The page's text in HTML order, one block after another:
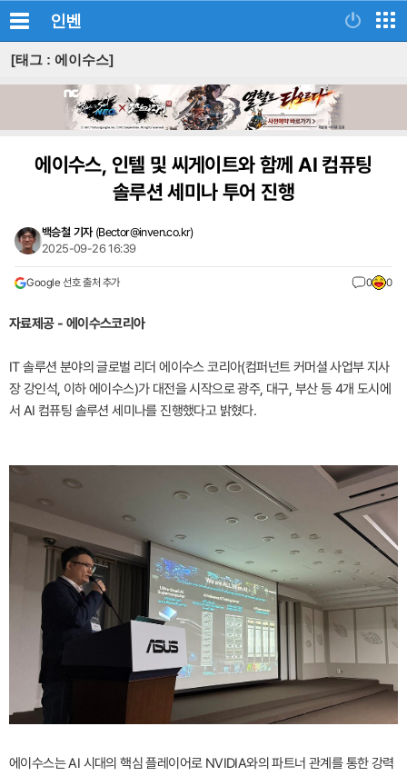
인벤
[태그 : 에이수스]
에이수스, 인텔 및 씨게이트와 함께 AI 컴퓨팅
솔루션 세미나 투어 진행
백승철 기자 (Bector@inven.co.kr)
2025-09-26 16:39
Google 선호 출처 추가 0 0
자료제공 - 에이수스코리아
IT 솔루션 분야의 글로벌 리더 에이수스 코리아(컴퍼넌트 커머셜 사업부 지사
장 강인석, 이하 에이수스)가 대전을 시작으로 광주, 대구, 부산 등 4개 도시에
서 AI 컴퓨팅 솔루션 세미나를 진행했다고 밝혔다.
에이수스는 AI 시대의 핵심 플레이어로 NVIDIA와의 파트너 관계를 통한 강력